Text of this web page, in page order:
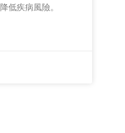
低疾病風險。